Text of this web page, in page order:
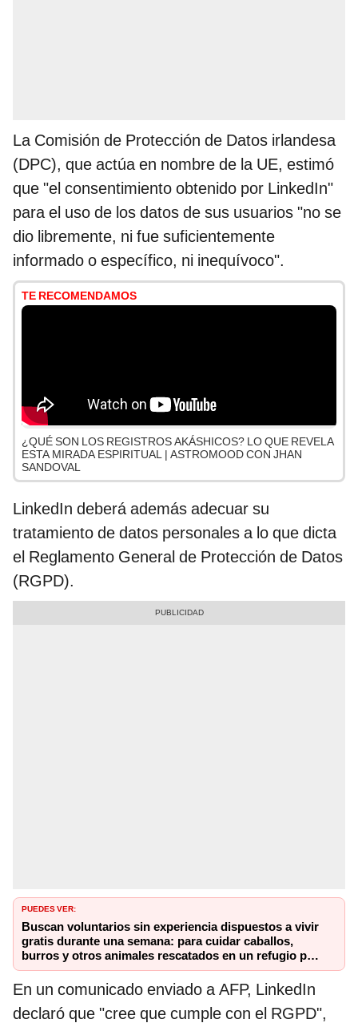
La Comisión de Protección de Datos irlandesa
(DPC), que actúa en nombre de la UE, estimó
que "el consentimiento obtenido por LinkedIn"
para el uso de los datos de sus usuarios "no se
dio libremente, ni fue suficientemente
informado o específico, ni inequívoco".
TE RECOMENDAMOS
¿QUÉ SON LOS REGISTROS AKÁSHICOS? LO QUE REVELA
ESTA MIRADA ESPIRITUAL | ASTROMOOD CON JHAN
SANDOVAL
LinkedIn deberá además adecuar su
tratamiento de datos personales a lo que dicta
el Reglamento General de Protección de Datos
(RGPD).
PUEDES VER:
Buscan voluntarios sin experiencia dispuestos a vivir
gratis durante una semana: para cuidar caballos,
burros y otros animales rescatados en un refugio por
2 horas
En un comunicado enviado a AFP, LinkedIn
declaró que "cree que cumple con el RGPD",